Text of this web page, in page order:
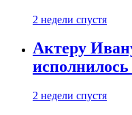
2 недели спустя
Актеру
исполнилось
2 недели спустя